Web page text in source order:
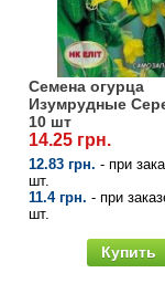
Семена огурца
Изумрудные
10 шт
14.25 грн.
12.83 грн. - при
шт.
11.4 грн. - при
шт.
Купить